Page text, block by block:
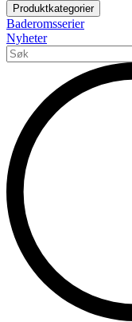
Produktkategorier
Baderomsserier
Nyheter